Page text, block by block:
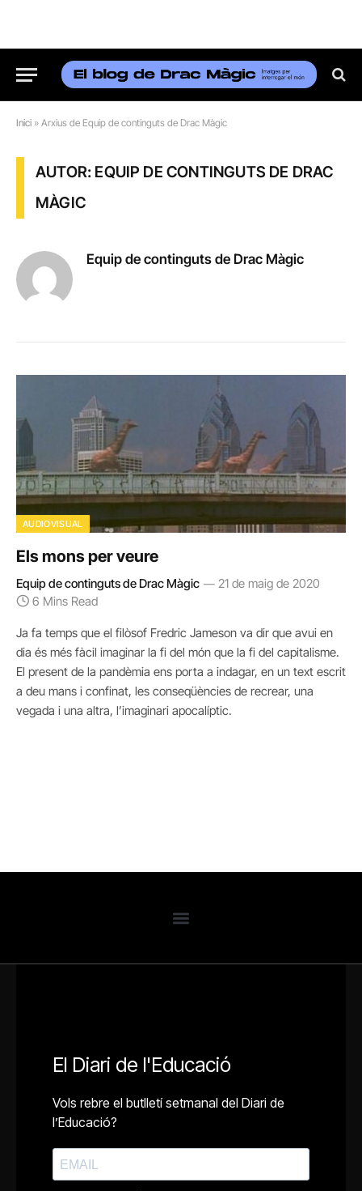
Inici » Arxius de Equip de continguts de Drac Màgic
AUTOR: EQUIP DE CONTINGUTS DE DRAC
MÀGIC
Equip de continguts de Drac Màgic
AUDIOVISUAL
Els mons per veure
Equip de continguts de Drac Màgic
21 de maig de 2020
6 Mins Read
Ja fa temps que el filòsof Fredric Jameson va dir que avui en
dia és més fàcil imaginar la fi del món que la fi del capitalisme.
El present de la pandèmia ens porta a indagar, en un text escrit
a deu mans i confinat, les conseqüències de recrear, una
vegada i una altra, l’imaginari apocalíptic.